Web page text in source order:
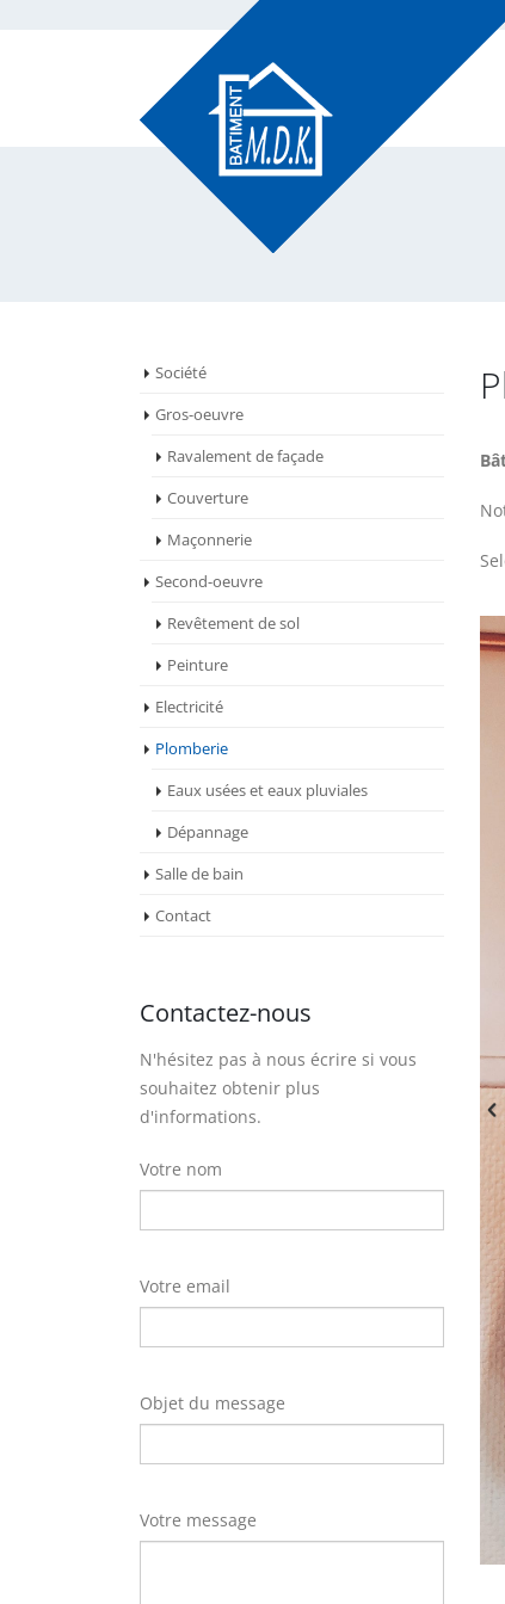
Société
Gros-oeuvre
Ravalement de façade
Couverture
Maçonnerie
Second-oeuvre
Revêtement de sol
Peinture
Electricité
Plomberie
Eaux usées et eaux pluviales
Dépannage
Salle de bain
Contact
Contactez-nous
N'hésitez pas à nous écrire si vous
souhaitez obtenir plus
d'informations.
Votre nom
Votre email
Objet du message
Votre message